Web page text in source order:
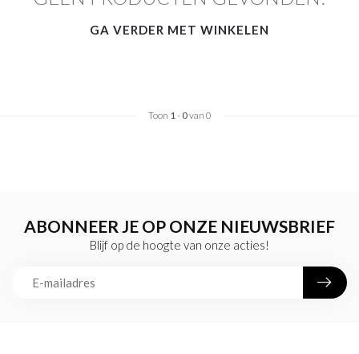
GA VERDER MET WINKELEN
Toon 1- 0van 0
ABONNEER JE OP ONZE NIEUWSBRIEF
Blijf op de hoogte van onze acties!